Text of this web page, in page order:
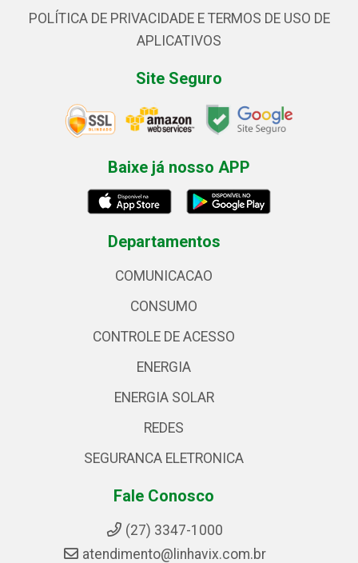
POLÍTICA DE PRIVACIDADE E TERMOS DE USO DE
APLICATIVOS
Site Seguro
Baixe já nosso APP
Departamentos
COMUNICACAO
CONSUMO
CONTROLE DE ACESSO
ENERGIA
ENERGIA SOLAR
REDES
SEGURANCA ELETRONICA
Fale Conosco
(27) 3347-1000
atendimento@linhavix.com.br